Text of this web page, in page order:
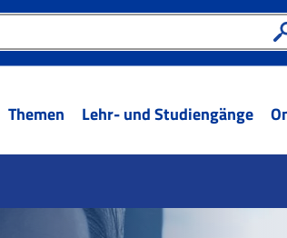
Themen Lehr- und Studiengänge